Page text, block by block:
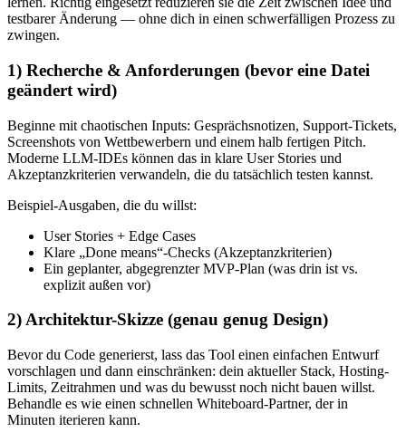
testbarer Änderung — ohne dich in einen schwerfälligen Prozess zu
zwingen.
1) Recherche & Anforderungen (bevor eine Datei
geändert wird)
Beginne mit chaotischen Inputs: Gesprächsnotizen, Support-Tickets,
Screenshots von Wettbewerbern und einem halb fertigen Pitch.
Moderne LLM-IDEs können das in klare User Stories und
Akzeptanzkriterien verwandeln, die du tatsächlich testen kannst.
Beispiel-Ausgaben, die du willst:
User Stories + Edge Cases
Klare „Done means“-Checks (Akzeptanzkriterien)
Ein geplanter, abgegrenzter MVP-Plan (was drin ist vs.
explizit außen vor)
2) Architektur-Skizze (genau genug Design)
Bevor du Code generierst, lass das Tool einen einfachen Entwurf
vorschlagen und dann einschränken: dein aktueller Stack, Hosting-
Limits, Zeitrahmen und was du bewusst noch nicht bauen willst.
Behandle es wie einen schnellen Whiteboard-Partner, der in
Minuten iterieren kann.